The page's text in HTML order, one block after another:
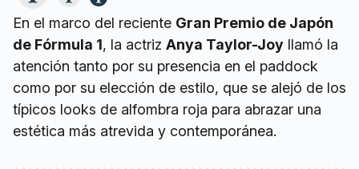
En el marco del reciente Gran Premio de Japón
de Fórmula 1, la actriz Anya Taylor-Joy llamó la
atención tanto por su presencia en el paddock
como por su elección de estilo, que se alejó de los
típicos looks de alfombra roja para abrazar una
estética más atrevida y contemporánea.